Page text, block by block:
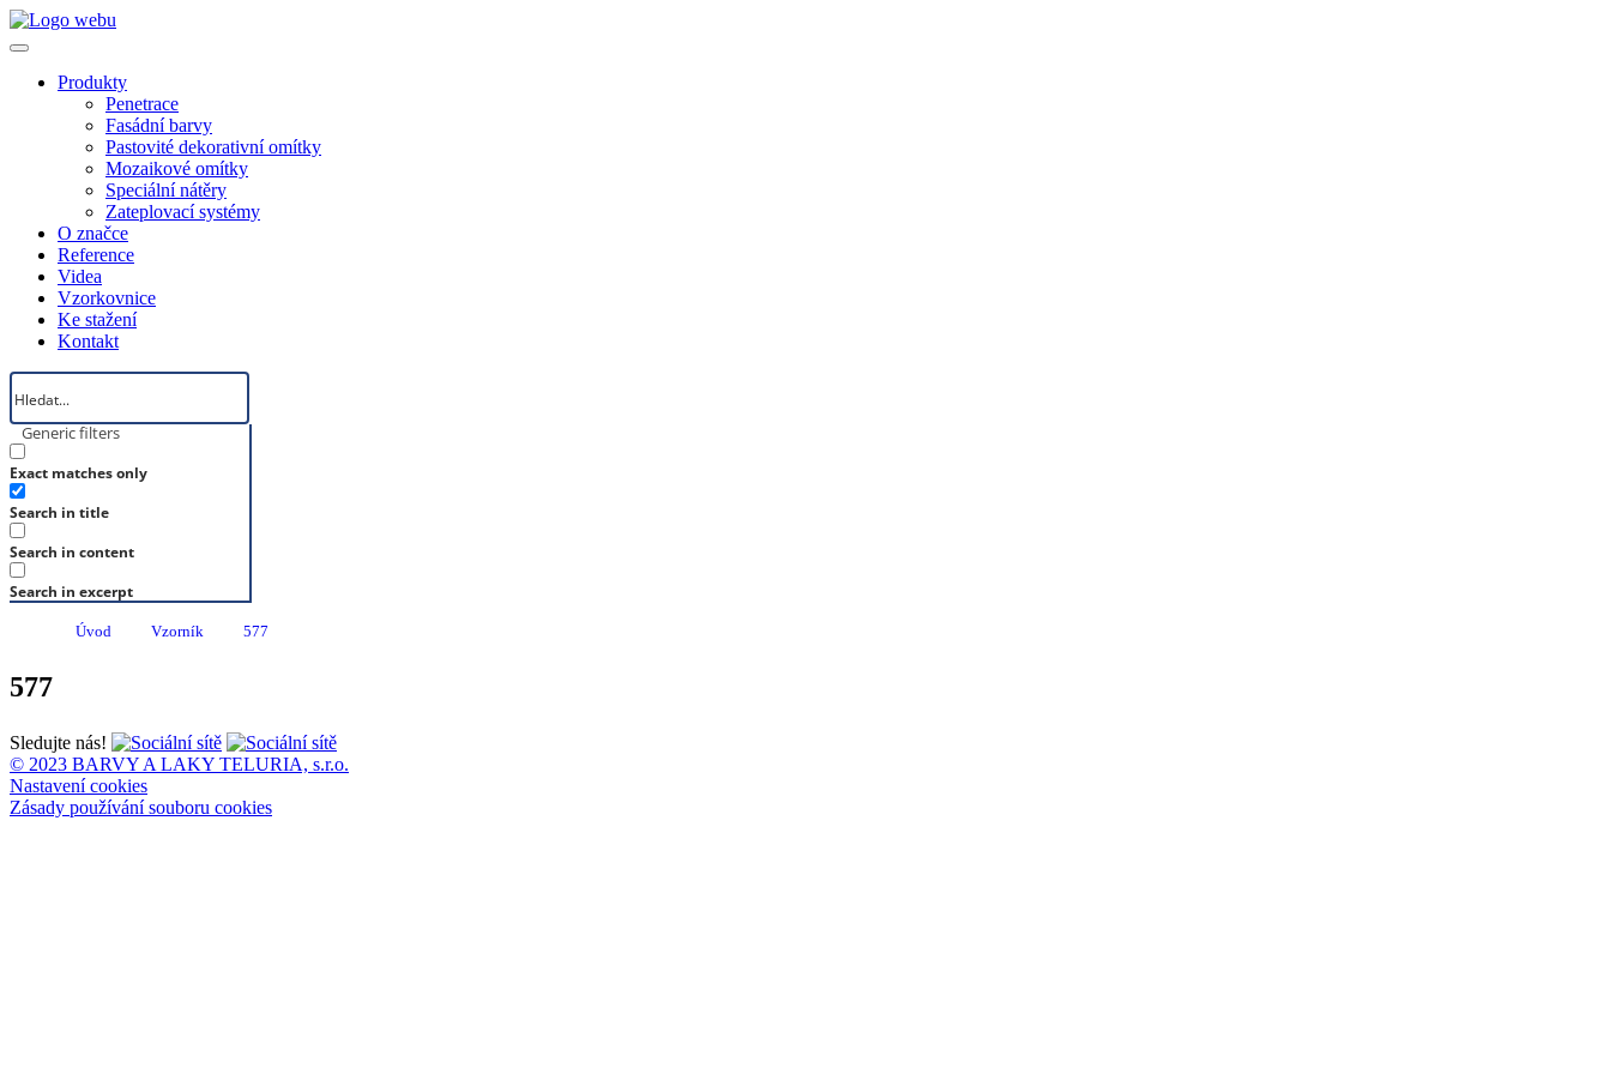
Produkty
Penetrace
Fasádní barvy
Pastovité dekorativní omítky
Mozaikové omítky
Speciální nátěry
Zateplovací systémy
O značce
Reference
Videa
Vzorkovnice
Ke stažení
Kontakt
Generic filters
Exact matches only
Search in title
Search in content
Search in excerpt
Úvod Vzorník 577
577
Sledujte nás!
© 2023 BARVY A LAKY TELURIA, s.r.o.
Nastavení cookies
Zásady používání souboru cookies